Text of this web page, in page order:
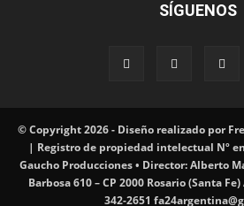
SÍGUENOS
© Copyright 2026 - Diseño realizado por
| Registro de propiedad intelectual Nº
Gaucho Producciones • Director: Alberto
Barbosa 610 – CP 2000 Rosario (Santa
342-2651